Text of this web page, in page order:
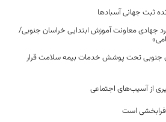
ثبت جهانی آسبادها
جهادی معاونت آموزش ابتدایی خراسان جنوبی/
جنوبی تحت پوشش خدمات بیمه سلامت قرار
از آسیب‌های اجتماعی
است